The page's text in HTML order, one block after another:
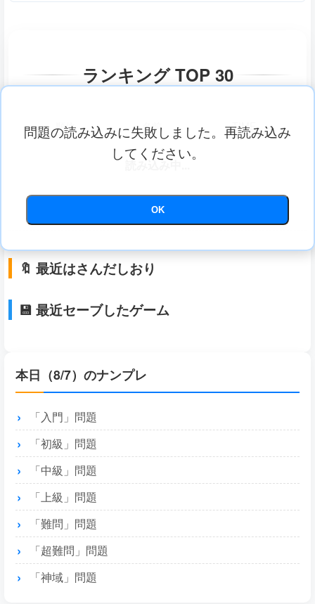
問題の読み込みに失敗しました。再読み込み
してください。
OK
ランキング TOP 30
順位 名前 TIME
読み込み中...
🔖 最近はさんだしおり
💾 最近セーブしたゲーム
本日（8/7）のナンプレ
「入門」問題
「初級」問題
「中級」問題
「上級」問題
「難問」問題
「超難問」問題
「神域」問題